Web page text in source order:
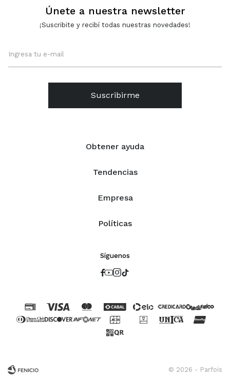
Obtener ayuda
Tendencias
Empresa
Políticas
Únete a nuestra newsletter
¡Suscribite y recibí todas nuestras novedades!
Suscribirme
Síguenos

© 2026 - Parfois